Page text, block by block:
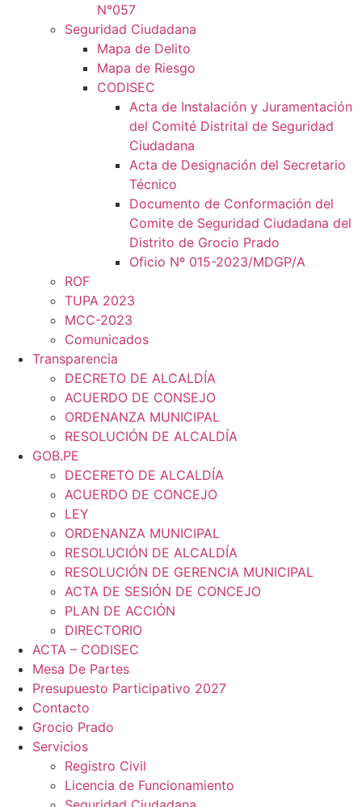
N°057
Seguridad Ciudadana
Mapa de Delito
Mapa de Riesgo
CODISEC
Acta de Instalación y Juramentación
del Comité Distrital de Seguridad
Ciudadana
Acta de Designación del Secretario
Técnico
Documento de Conformación del
Comite de Seguridad Ciudadana del
Distrito de Grocio Prado
Oficio Nº 015-2023/MDGP/A
ROF
TUPA 2023
MCC-2023
Comunicados
Transparencia
DECRETO DE ALCALDÍA
ACUERDO DE CONSEJO
ORDENANZA MUNICIPAL
RESOLUCIÓN DE ALCALDÍA
GOB.PE
DECERETO DE ALCALDÍA
ACUERDO DE CONCEJO
LEY
ORDENANZA MUNICIPAL
RESOLUCIÓN DE ALCALDÍA
RESOLUCIÓN DE GERENCIA MUNICIPAL
ACTA DE SESIÓN DE CONCEJO
PLAN DE ACCIÓN
DIRECTORIO
ACTA – CODISEC
Mesa De Partes
Presupuesto Participativo 2027
Contacto
Grocio Prado
Servicios
Registro Civil
Licencia de Funcionamiento